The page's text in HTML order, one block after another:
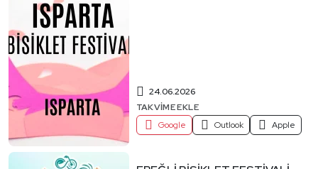
24.06.2026
TAKVIME EKLE
Google
Outlook Apple